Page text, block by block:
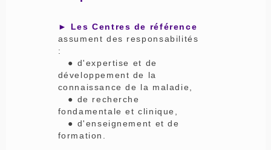
► Les Centres de référence
assument des responsabilités
:
● d'expertise et de
développement de la
connaissance de la maladie,
● de recherche
fondamentale et clinique,
● d'enseignement et de
formation.